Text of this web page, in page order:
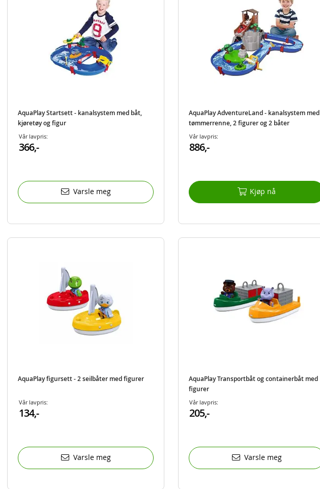
AquaPlay Startsett - kanalsystem med båt,
kjøretøy og figur
Vår lavpris:
366,-
Varsle meg
AquaPlay AdventureLand - kanalsystem med
tømmerrenne, 2 figurer og 2 båter
Vår lavpris:
886,-
Kjøp nå
AquaPlay figursett - 2 seilbåter med figurer
Vår lavpris:
134,-
Varsle meg
AquaPlay Transportbåt og containerbåt med
figurer
Vår lavpris:
205,-
Varsle meg